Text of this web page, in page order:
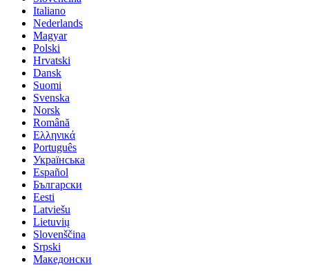
Italiano
Nederlands
Magyar
Polski
Hrvatski
Dansk
Suomi
Svenska
Norsk
Română
Ελληνικά
Português
Українська
Español
Български
Eesti
Latviešu
Lietuvių
Slovenščina
Srpski
Македонски